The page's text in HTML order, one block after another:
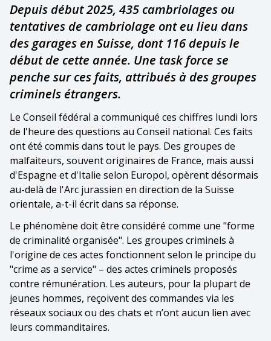
Depuis début 2025, 435 cambriolages ou
tentatives de cambriolage ont eu lieu dans
des garages en Suisse, dont 116 depuis le
début de cette année. Une task force se
penche sur ces faits, attribués à des groupes
criminels étrangers.
Le Conseil fédéral a communiqué ces chiffres lundi lors
de l'heure des questions au Conseil national. Ces faits
ont été commis dans tout le pays. Des groupes de
malfaiteurs, souvent originaires de France, mais aussi
d'Espagne et d'Italie selon Europol, opèrent désormais
au-delà de l'Arc jurassien en direction de la Suisse
orientale, a-t-il écrit dans sa réponse.
Le phénomène doit être considéré comme une "forme
de criminalité organisée". Les groupes criminels à
l'origine de ces actes fonctionnent selon le principe du
"crime as a service" – des actes criminels proposés
contre rémunération. Les auteurs, pour la plupart de
jeunes hommes, reçoivent des commandes via les
réseaux sociaux ou des chats et n’ont aucun lien avec
leurs commanditaires.